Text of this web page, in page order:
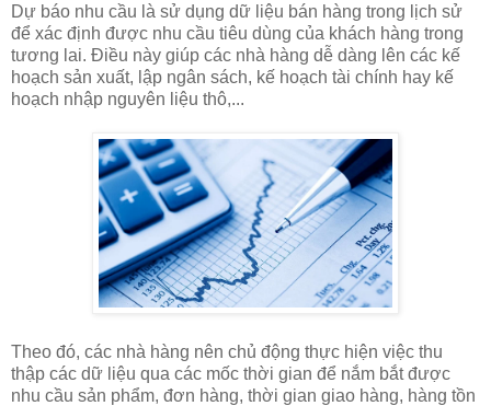
Dự báo nhu cầu là sử dụng dữ liệu bán hàng trong lịch sử
để xác định được nhu cầu tiêu dùng của khách hàng trong
tương lai. Điều này giúp các nhà hàng dễ dàng lên các kế
hoạch sản xuất, lập ngân sách, kế hoạch tài chính hay kế
hoạch nhập nguyên liệu thô,...
Theo đó, các nhà hàng nên chủ động thực hiện việc thu
thập các dữ liệu qua các mốc thời gian để nắm bắt được
nhu cầu sản phẩm, đơn hàng, thời gian giao hàng, hàng tồn